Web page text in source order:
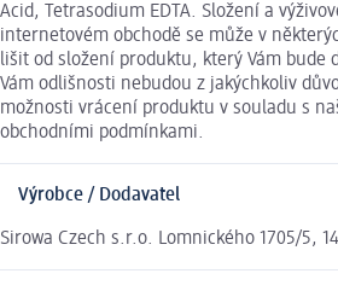
Acid, Tetrasodium EDTA. Složení a
internetovém obchodě se může v
lišit od složení produktu, který Vám bude
Vám odlišnosti nebudou z jakýchkoliv
možnosti vrácení produktu v souladu s
obchodními podmínkami.
Výrobce / Dodavatel
Sirowa Czech s.r.o. Lomnického 1705/5,